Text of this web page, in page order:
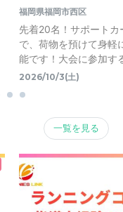
福岡県福岡市西区
先着20名！サポートカ
で、荷物を預けて身軽
能です！大会に参加す
2026/10/3(土)
一覧を見る